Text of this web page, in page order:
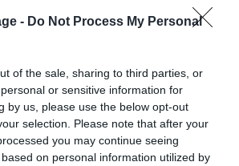
- Do Not Process My Personal
of the sale, sharing to third parties, or
or sensitive information for
by us, please use the below opt-out
selection. Please note that after your
you may continue seeing
on personal information utilized by
sur le guide New York :